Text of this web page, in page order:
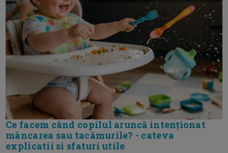
Ce facem când copilul aruncă intenționat
mâncarea sau tacâmurile? - cateva
explicatii si sfaturi utile